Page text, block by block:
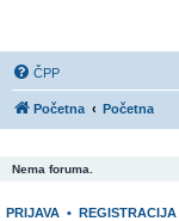
ČPP
Početna Početna
Nema foruma.
PRIJAVA • REGISTRACIJA